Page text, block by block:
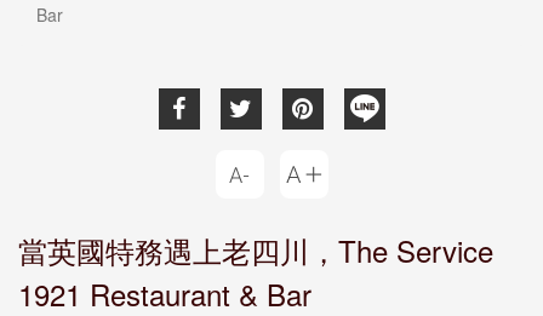
Bar
當英國特務遇上老四川，The Service
1921 Restaurant & Bar